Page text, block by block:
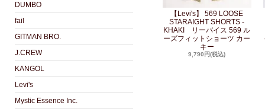
DUMBO
fail
GITMAN BRO.
J.CREW
KANGOL
Levi's
Mystic Essence Inc.
【Levi's】 569 LOOSE
STARAIGHT SHORTS -
KHAKI リーバイス 569 ル
ーズフィットショーツ カー
キー
9,790円(税込)